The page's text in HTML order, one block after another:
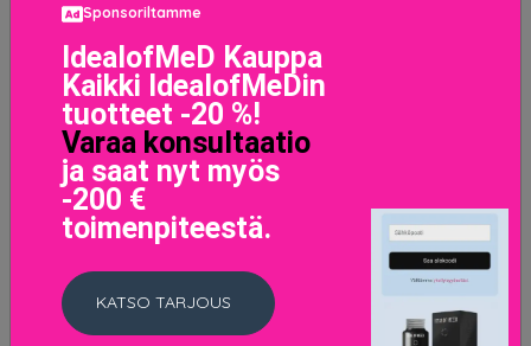
Epic Wear Liquid Liner Brown
11.9 EUR
LISÄTIETOJA
Sponsoriltamme
IdealofMeD Kauppa
Kaikki IdealofMeDin
tuotteet -20 %!
Varaa konsultaatio
ja saat nyt myös
-200 €
toimenpiteestä.
KATSO TARJOUS